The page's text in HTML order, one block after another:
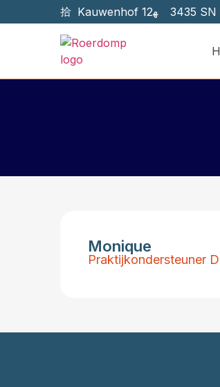
Kauwenhof 12 3435 SN
Monique
Praktijkondersteuner